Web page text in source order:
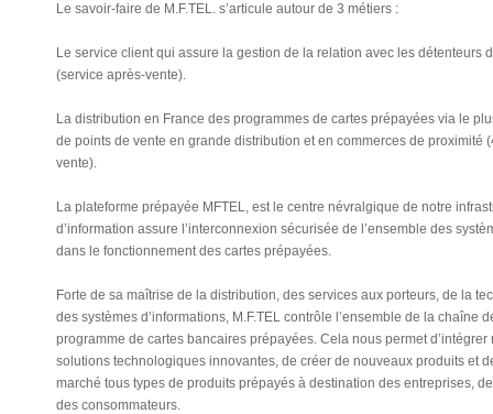
Le savoir-faire de M.F.TEL. s’articule autour de 3 métiers :
Le service client qui assure la gestion de la relation avec les détenteurs
(service après-vente).
La distribution en France des programmes de cartes prépayées via le
de points de vente en grande distribution et en commerces de proximité
vente).
La plateforme prépayée MFTEL, est le centre névralgique de notre
d’information assure l’interconnexion sécurisée de l’ensemble des
dans le fonctionnement des cartes prépayées.
Forte de sa maîtrise de la distribution, des services aux porteurs, de la
des systèmes d’informations, M.F.TEL contrôle l’ensemble de la chaîne
programme de cartes bancaires prépayées. Cela nous permet d’intégrer
solutions technologiques innovantes, de créer de nouveaux produits et
marché tous types de produits prépayés à destination des entreprises,
des consommateurs.